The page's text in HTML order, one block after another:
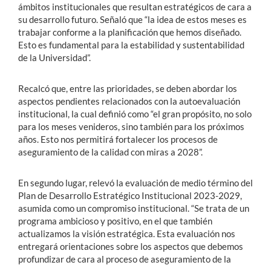
ámbitos institucionales que resultan estratégicos de cara a
su desarrollo futuro. Señaló que “la idea de estos meses es
trabajar conforme a la planificación que hemos diseñado.
Esto es fundamental para la estabilidad y sustentabilidad
de la Universidad”.
Recalcó que, entre las prioridades, se deben abordar los
aspectos pendientes relacionados con la autoevaluación
institucional, la cual definió como “el gran propósito, no solo
para los meses venideros, sino también para los próximos
años. Esto nos permitirá fortalecer los procesos de
aseguramiento de la calidad con miras a 2028”.
En segundo lugar, relevó la evaluación de medio término del
Plan de Desarrollo Estratégico Institucional 2023-2029,
asumida como un compromiso institucional. “Se trata de un
programa ambicioso y positivo, en el que también
actualizamos la visión estratégica. Esta evaluación nos
entregará orientaciones sobre los aspectos que debemos
profundizar de cara al proceso de aseguramiento de la